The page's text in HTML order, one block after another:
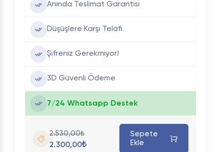
Anında Teslimat Garantisi
Düşüşlere Karşı Telafi
Şifreniz Gerekmiyor!
3D Güvenli Ödeme
7/24 Whatsapp Destek
2.530,00₺
2.300,00₺
Sepete
Ekle